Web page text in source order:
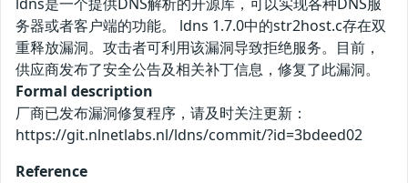
务器或者客户端的功能。 ldns 1.7.0中的str2host.c存在双
重释放漏洞。攻击者可利用该漏洞导致拒绝服务。目前，
供应商发布了安全公告及相关补丁信息，修复了此漏洞。
Formal description
厂商已发布漏洞修复程序，请及时关注更新：
https://git.nlnetlabs.nl/ldns/commit/?id=3bdeed02
Reference